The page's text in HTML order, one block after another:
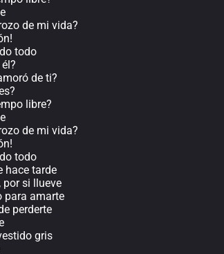
de mi vida?
todo
de ti?
libre?
de mi vida?
todo
hace tarde
por si llueve
para amarte
perderte
gris